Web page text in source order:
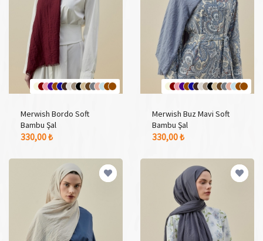
17 Adet Renk Seçeneği
Merwish Bordo Soft
Bambu Şal
330,00 ₺
17 Adet Renk Seçeneği
Merwish Buz Mavi Soft
Bambu Şal
330,00 ₺